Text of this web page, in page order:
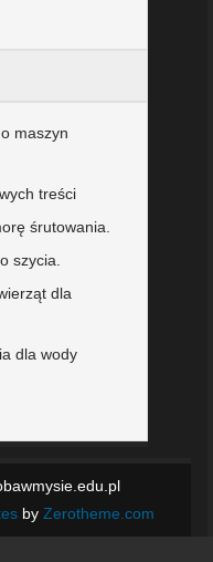
maszyn
treści
śrutowania.
szycia.
dla
dla wody
by Zerotheme.com